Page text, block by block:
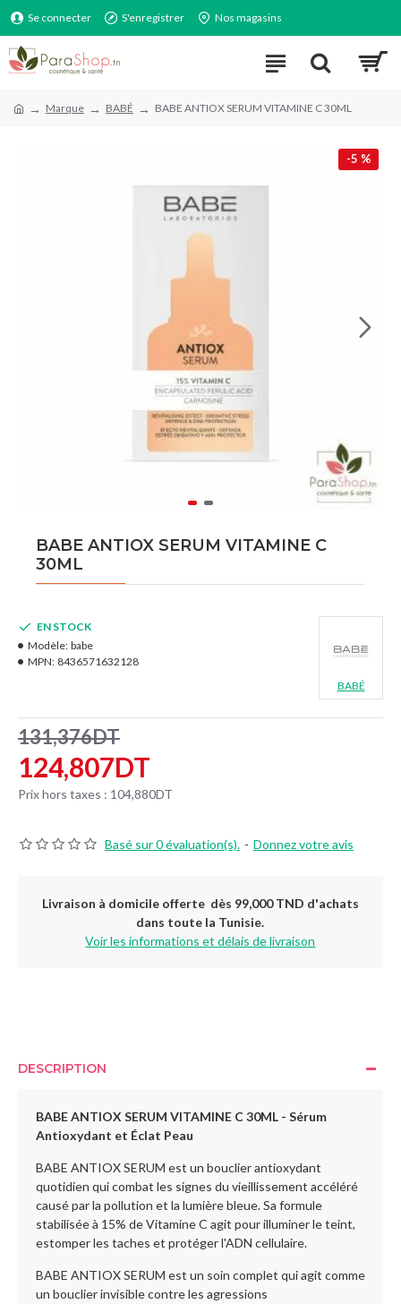
Se connecter S'enregistrer Nos magasins
Marque BABÉ BABE ANTIOX SERUM VITAMINE C 30ML
-5 %
BABE ANTIOX SERUM VITAMINE C
30ML
Basé sur 0 évaluation(s). - Donnez votre avis
124,807DT
131,376DT
Prix hors taxes : 104,880DT
EN STOCK
Modèle: babe
MPN: 8436571632128
BABÉ
Livraison à domicile offerte dès 99,000 TND d'achats
dans toute la Tunisie.
Voir les informations et délais de livraison
DESCRIPTION
BABE ANTIOX SERUM VITAMINE C 30ML - Sérum
Antioxydant et Éclat Peau
BABE ANTIOX SERUM est un bouclier antioxydant
quotidien qui combat les signes du vieillissement accéléré
causé par la pollution et la lumière bleue. Sa formule
stabilisée à 15% de Vitamine C agit pour illuminer le teint,
estomper les taches et protéger l'ADN cellulaire.
BABE ANTIOX SERUM est un soin complet qui agit comme
un bouclier invisible contre les agressions